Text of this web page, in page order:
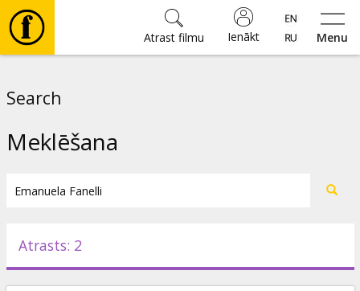
Menu
Ienākt
Atrast filmu
Pasākumi
Search
Meklēšana
Atrasts: 2